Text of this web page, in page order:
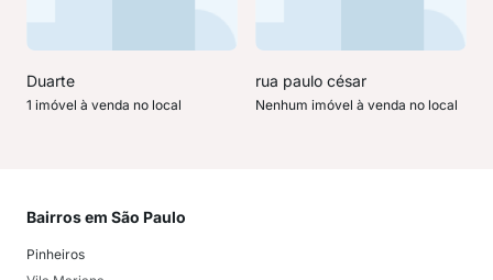
Duarte
1 imóvel à venda no local
rua paulo césar
Nenhum imóvel à venda no local
Bairros em São Paulo
Pinheiros